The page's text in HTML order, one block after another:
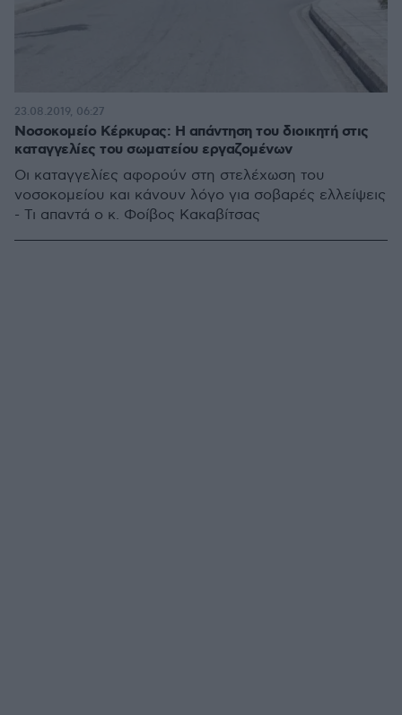
Νοσοκομείο Κέρκυρας: Η απάντηση του διοικητή στις
καταγγελίες του σωματείου εργαζομένων
Οι καταγγελίες αφορούν στη στελέχωση του
νοσοκομείου και κάνουν λόγο για σοβαρές ελλείψεις
- Τι απαντά ο κ. Φοίβος Κακαβίτσας
23.08.2019, 06:27